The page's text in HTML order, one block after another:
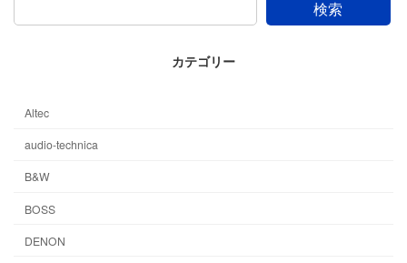
検索
カテゴリー
Altec
audio-technica
B&W
BOSS
DENON